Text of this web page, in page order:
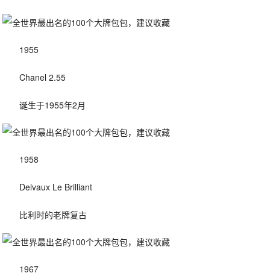
1955
Chanel 2.55
诞生于1955年2月
1958
Delvaux Le Brilliant
比利时的老牌复古
1967